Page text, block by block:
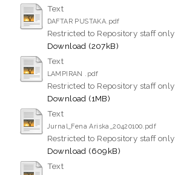
Text
DAFTAR PUSTAKA.pdf
Restricted to Repository staff only
Download (207kB)
Text
LAMPIRAN .pdf
Restricted to Repository staff only
Download (1MB)
Text
Jurnal_Fena Ariska_20420100.pdf
Restricted to Repository staff only
Download (609kB)
Text